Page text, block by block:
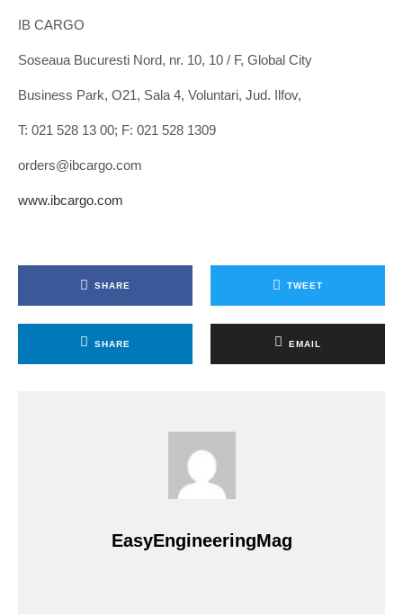
IB CARGO
Soseaua Bucuresti Nord, nr. 10, 10 / F, Global City
Business Park, O21, Sala 4, Voluntari, Jud. Ilfov,
T: 021 528 13 00; F: 021 528 1309
orders@ibcargo.com
www.ibcargo.com
SHARE TWEET
SHARE EMAIL
EasyEngineeringMag